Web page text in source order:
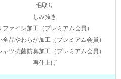
毛取り
しみ抜き
ファイン加工（プレミアム会員）
全品やわらか加工（プレミアム会員）
ャツ抗菌防臭加工（プレミアム会員）
再仕上げ